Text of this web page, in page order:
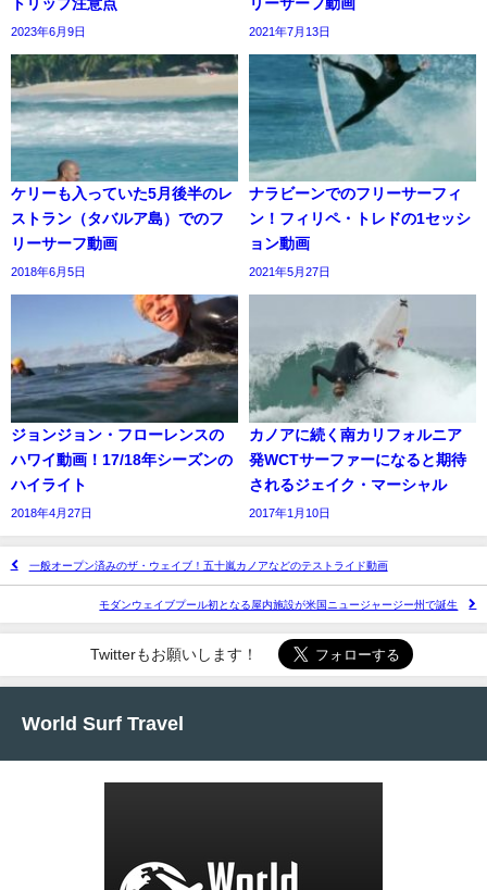
2023年6月9日 2021年7月13日
ケリーも入っていた5月後半のレ
ストラン（タバルア島）でのフ
リーサーフ動画
2018年6月5日
ナラビーンでのフリーサーフィ
ン！フィリペ・トレドの1セッシ
ョン動画
2021年5月27日
ジョンジョン・フローレンスの
ハワイ動画！17/18年シーズンの
ハイライト
2018年4月27日
カノアに続く南カリフォルニア
発WCTサーファーになると期待
されるジェイク・マーシャル
2017年1月10日
一般オープン済みのザ・ウェイブ！五十嵐カノアなどのテストライド動画
モダンウェイブプール初となる屋内施設が米国ニュージャージー州で誕生
Twitterもお願いします！
World Surf Travel